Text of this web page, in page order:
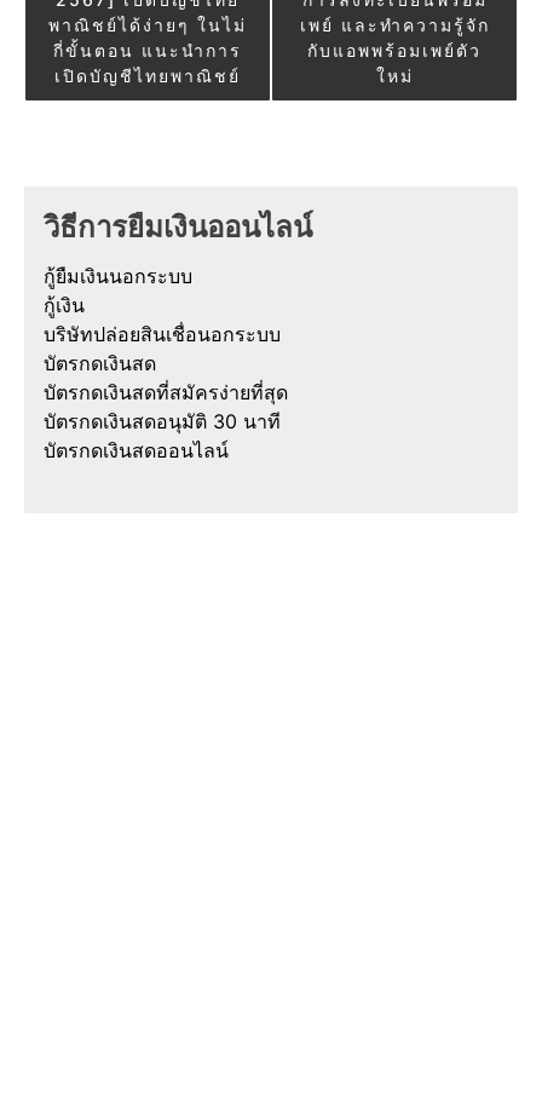
navigation
พาณิชย์ได้ง่ายๆ ในไม่
กี่ขั้นตอน แนะนำการ
เปิดบัญชีไทยพาณิชย์
เพย์ และทำความรู้จัก
กับแอพพร้อมเพย์ตัว
ใหม่
วิธีการยืมเงินออนไลน์
กู้ยืมเงินนอกระบบ
กู้เงิน
บริษัทปล่อยสินเชื่อนอกระบบ
บัตรกดเงินสด
บัตรกดเงินสดที่สมัครง่ายที่สุด
บัตรกดเงินสดอนุมัติ 30 นาที
บัตรกดเงินสดออนไลน์